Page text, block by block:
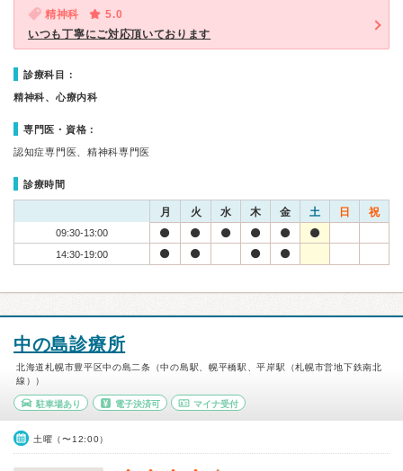
精神科
5.0
いつも丁寧にご対応頂いております
診療科目：
精神科、心療内科
専門医・資格：
認知症専門医、精神科専門医
診療時間
月 火 水 木 金 土 日 祝
09:30-13:00
14:30-19:00
中の島診療所
北海道札幌市豊平区中の島二条（中の島駅、幌平橋駅、平岸駅（札幌市営地下鉄南北
線））
駐車場あり 電子決済可 マイナ受付
土曜（〜12:00）